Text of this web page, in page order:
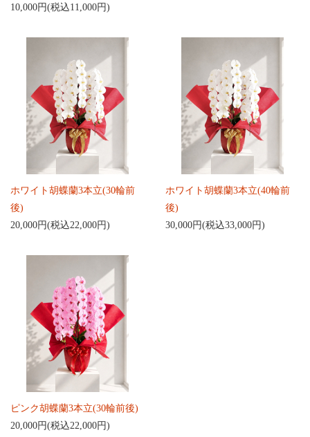
10,000円(税込11,000円)
ホワイト胡蝶蘭3本立(30輪前
後)
20,000円(税込22,000円)
ホワイト胡蝶蘭3本立(40輪前
後)
30,000円(税込33,000円)
ピンク胡蝶蘭3本立(30輪前後)
20,000円(税込22,000円)